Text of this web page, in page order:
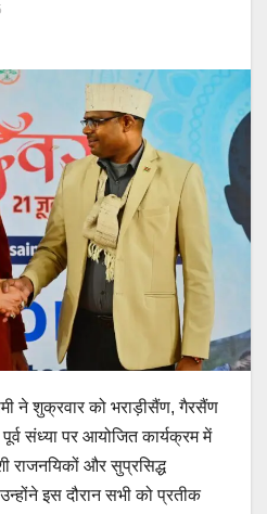
ने शुक्रवार को भराड़ीसैंण, गैरसैंण
पूर्व संध्या पर आयोजित कार्यक्रम में
राजनयिकों और सुप्रसिद्ध
इस दौरान सभी को प्रतीक